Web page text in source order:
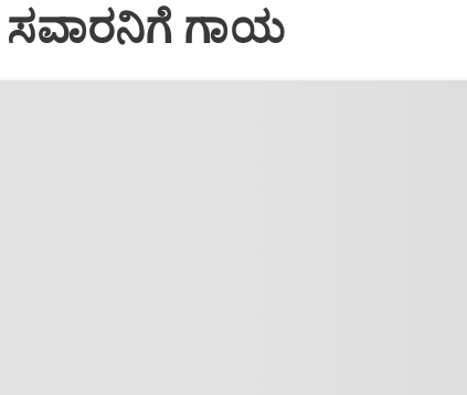
ಸವಾರನಿಗೆ ಗಾಯ